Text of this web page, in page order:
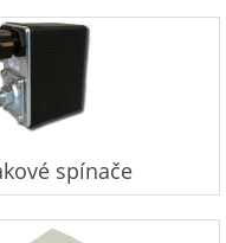
spínače